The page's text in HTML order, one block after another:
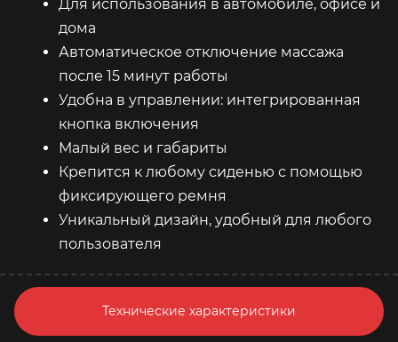
Для использования в автомобиле, офисе и
дома
Автоматическое отключение массажа
после 15 минут работы
Удобна в управлении: интегрированная
кнопка включения
Малый вес и габариты
Крепится к любому сиденью с помощью
фиксирующего ремня
Уникальный дизайн, удобный для любого
пользователя
Технические характеристики